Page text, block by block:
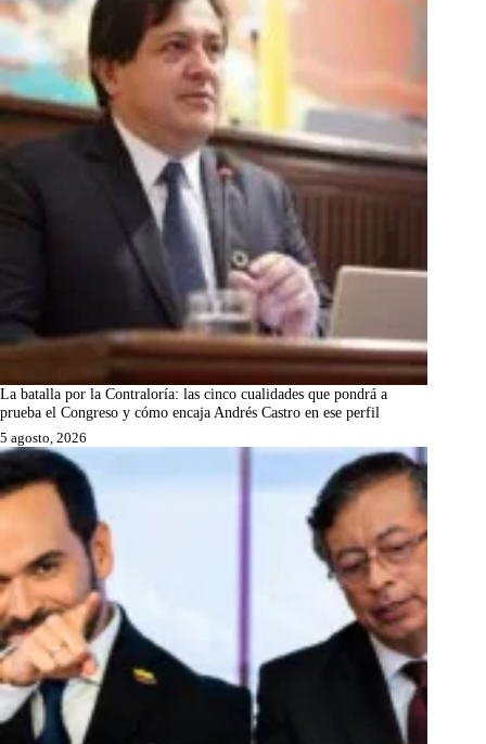
La batalla por la Contraloría: las cinco cualidades que pondrá a
prueba el Congreso y cómo encaja Andrés Castro en ese perfil
5 agosto, 2026